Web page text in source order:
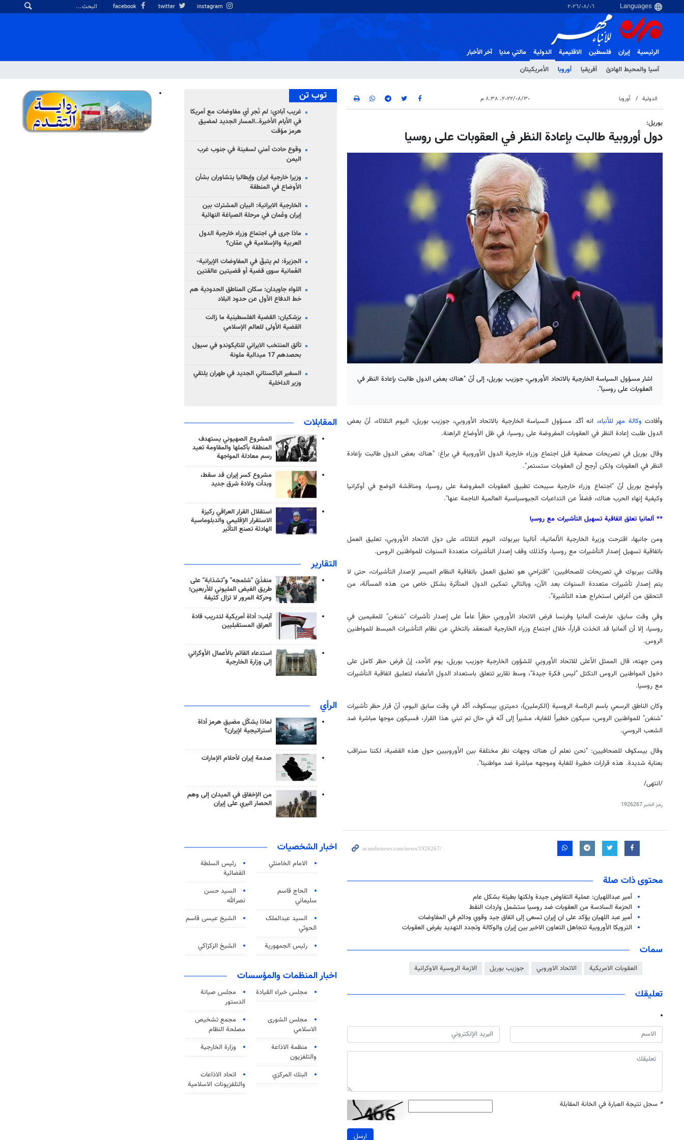
٠٦‏/٠٨‏/٢٠٢٦
الرئيسية إيران فلسطین الاقلیمیة
الدولية
آسيا والمحيط الهادئ
أفريقيا أوروبا الأمريكيتان
مالتي مدیا آخر الأخبار
الدولية أوروبا ٣٠‏/٠٨‏/٢٠٢٢، ٨:٣٨ م
بوريل:
دول أوروبية طالبت بإعادة النظر في العقوبات على روسيا
اشار مسؤول السياسة الخارجية بالاتحاد الأوروبي، جوزيب بوريل، إلى أنّ "هناك بعض الدول طالبت بإعادة النظر في
العقوبات على روسيا".
وأفادت وكالة مهر للأنباء، انه أكّد مسؤول السياسة الخارجية بالاتحاد الأوروبي، جوزيب بوريل، اليوم الثلاثاء، أنّ بعض
الدول طلبت إعادة النظر في العقوبات المفروضة على روسيا، في ظل الأوضاع الراهنة.
وقال بوريل في تصريحات صحفية قبل اجتماع وزراء خارجية الدول الأوروبية في براغ: "هناك بعض الدول طالبت بإعادة
النظر في العقوبات ولكن أرجح أن العقوبات ستستمر".
وأوضح بوريل أنّ "اجتماع وزراء خارجية سيبحث تطبيق العقوبات المفروضة على روسيا، ومناقشة الوضع في أوكرانيا
وكيفية إنهاء الحرب هناك، فضلاً عن التداعيات الجيوسياسية العالمية الناجمة عنها".
** ألمانيا تعلق اتفاقية تسهيل التأشيرات مع روسيا
ومن جانبها، اقترحت وزيرة الخارجية الألمانية، أنالينا بيربوك، اليوم الثلاثاء، على دول الاتحاد الأوروبي، تعليق العمل
باتفاقية تسهيل إصدار التأشيرات مع روسيا، وكذلك وقف إصدار التأشيرات متعددة السنوات للمواطنين الروس.
وقالت بيربوك في تصريحات للصحافيين: "اقتراحي هو تعليق العمل باتفاقية النظام الميسر لإصدار التأشيرات، حتى لا
يتم إصدار تأشيرات متعددة السنوات بعد الآن، وبالتالي تمكين الدول المتأثرة بشكل خاص من هذه المسألة، من
التحقق من أغراض استخراج هذه التأشيرة".
وقي وقت سابق، عارضت ألمانيا وفرنسا فرض الاتحاد الأوروبي حظراً عاماً على إصدار تأشيرات "شنغن" للمقيمين في
روسيا، إلا أن ألمانيا قد اتخذت قراراً، خلال اجتماع وزراء الخارجية المنعقد بالتخلي عن نظام التأشيرات المبسط للمواطنين
الروس.
ومن جهته، قال الممثل الأعلى للاتحاد الأوروبي للشؤون الخارجية جوزيب بوريل، يوم الأحد، إنّ فرض حظر كامل على
دخول المواطنين الروس التكتل "ليس فكرة جيدة"، وسط تقارير تتعلق باستعداد الدول الأعضاء لتعليق اتفاقية التأشيرات
مع روسيا.
وكان الناطق الرسمي باسم الرئاسة الروسية (الكرملين)، دميتري بيسكوف، أكّد في وقت سابق اليوم، أنّ قرار حظر تأشيرات
"شنغن" للمواطنين الروس، سيكون خطيراً للغاية، مشيراً إلى أنّه في حال تم تبني هذا القرار، فسيكون موجها مباشرة ضد
الشعب الروسي.
وقال بيسكوف للصحافيين: "نحن نعلم أن هناك وجهات نظر مختلفة بين الأوروبيين حول هذه القضية، لكننا سنراقب
بعناية شديدة. هذه قرارات خطيرة للغاية وموجهه مباشرة ضد مواطنينا".
/انتهى/
رمز الخبر1926267
محتوى ذات صلة
أمير عبداللهيان: عملية التفاوض جيدة ولكنها بطيئة بشكل عام
الحزمة السادسة من العقوبات ضد روسيا ستشمل واردات النفط
أمير عبد اللهيان يؤكد على ان إيران تسعى إلى اتفاق جيد وقوي ودائم في المفاوضات
الترويكا الأوروبية تتجاهل التعاون الاخير بين إيران والوكالة وتجدد التهديد بفرض العقوبات
سمات
العقوبات الامريكية الاتحاد الاوروبي جوزيب بوريل الازمة الروسية الاوكرانية
تعليقك
* سجل نتيجة العبارة في الخانة المقابلة
ارسل
توب تن
غريب آبادي: لم نُجرِ أي مفاوضات مع أمريكا
في الأيام الأخيرة..المسار الجديد لمضيق
هرمز مؤقت
وقوع حادث أمني لسفينة في جنوب غرب
اليمن
وزيرا خارجية ايران وإيطاليا يتشاوران بشأن
الأوضاع في المنطقة
الخارجية الايرانية: البيان المشترك بين
إيران وعُمان في مرحلة الصياغة النهائية
ماذا جرى في اجتماع وزراء خارجية الدول
العربية والإسلامية في عمّان؟
الجزيرة: لم يتبقّ في المفاوضات الإيرانية-
العُمانية سوى قضية أو قضيتين عالقتين
اللواء جاويدان: سكان المناطق الحدودية هم
خط الدفاع الأول عن حدود البلاد
بزشكيان: القضية الفلسطينية ما زالت
القضية الأولى للعالم الإسلامي
تألق المنتخب الايراني للتايكوندو في سيول
بحصدهم 17 ميدالية ملونة
السفير الباكستاني الجديد في طهران يلتقي
وزير الداخلية
المقابلات
المشروع الصهيوني يستهدف
المنطقة بأكملها والمقاومة تعيد
رسم معادلة المواجهة
مشروع كسر إيران قد سقط،
وبدأت ولادة شرق جديد
استقلال القرار العراقي ركيزة
الاستقرار الإقليمي والدبلوماسية
الهادئة تصنع التأثير
التقارير
منفذَيّ "شلمجه" و"تشذابة" على
طريق الفيض المليوني للأربعين؛
وحركة المرور لا تزال كثيفة
آيلب: أداة أمريكية لتدريب قادة
العراق المستقبليين
استدعاء القائم بالأعمال الأوكراني
إلى وزارة الخارجية
الرأي
لماذا يشكّل مضيق هرمز أداة
استراتيجية لإيران؟
صدمة إيران لأحلام الإمارات
من الإخفاق في الميدان إلى وهم
الحصار البري على إيران
اخبار الشخصيات
الامام الخامنئي
رئیس السلطة
القضائیة
الحاج قاسم
سليماني
السيد حسن
نصرالله
السید عبدالملک
الحوثي
الشيخ عيسى قاسم
رئيس الجمهورية الشيخ الزكزاكي
اخبار المنظمات والمؤسسات
مجلس خبراء القيادة
مجلس صيانة
الدستور
مجلس الشورى
الاسلامي
مجمع تشخيص
مصلحة النظام
منظمة الاذاعة
والتلفزیون
وزارة الخارجية
البنك المركزي
اتحاد الاذاعات
والتلفزيونات الاسلامية